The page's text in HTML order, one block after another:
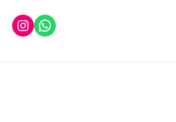
Instagram
WhatsApp